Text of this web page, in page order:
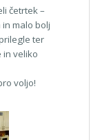
četrtek –
malo bolj
ter
veliko
voljo!